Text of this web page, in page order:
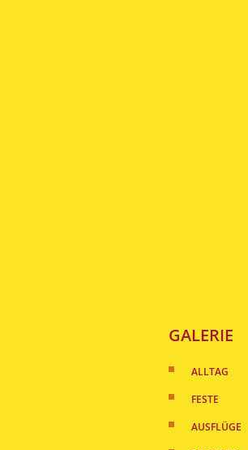
GALERIE
ALLTAG
FESTE
AUSFLÜGE